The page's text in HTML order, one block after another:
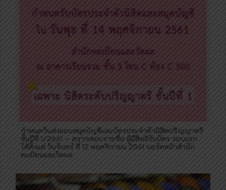
กำหนดวันส่งมอบสมุดบัญชีและบัตรประจำตัวนิสิตปริญญาตรี
ชั้นปีที่ 1/2661 — ตรวจสอบรายชื่อ ผู้มีสิทธิรับบัตร รอบแรก
ได้ตั้งแต่ วันจันทร์ ที่ 12 พฤศจิกายน 2561 บอร์ดหน้าสำนัก
ทะเบียนและวัดผล